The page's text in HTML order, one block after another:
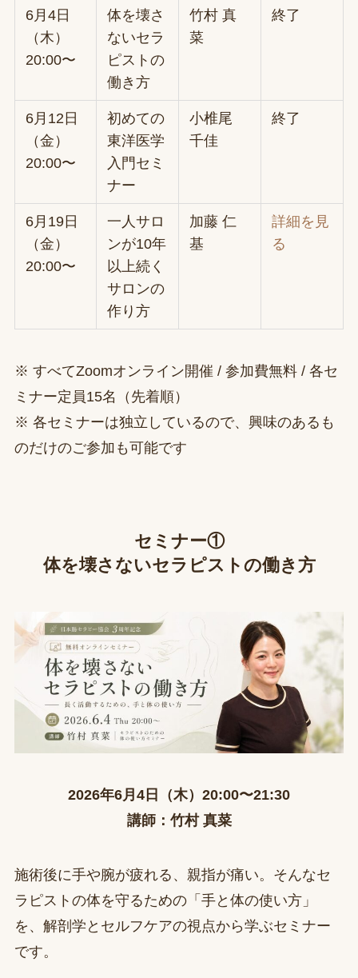
6月4日
（木）
20:00〜
体を壊さ
ないセラ
ピストの
働き方
竹村 真
菜
終了
6月12日
（金）
20:00〜
初めての
東洋医学
入門セミ
ナー
小椎尾
千佳
終了
6月19日
（金）
20:00〜
一人サロ
ンが10年
以上続く
サロンの
作り方
加藤 仁
基
詳細を見
る
※ すべてZoomオンライン開催 / 参加費無料 / 各セ
ミナー定員15名（先着順）
※ 各セミナーは独立しているので、興味のあるも
のだけのご参加も可能です
セミナー①
体を壊さないセラピストの働き方
2026年6月4日（木）20:00〜21:30
講師：竹村 真菜
施術後に手や腕が疲れる、親指が痛い。そんなセ
ラピストの体を守るための「手と体の使い方」
を、解剖学とセルフケアの視点から学ぶセミナー
です。